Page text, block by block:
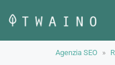
contenuto
Agenzia SEO »